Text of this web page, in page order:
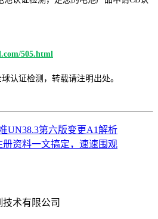
505.html
认证检测，转载请注明出处。
UN38.3第六版变更A1解析
册资料一文搞定，速速围观
术有限公司